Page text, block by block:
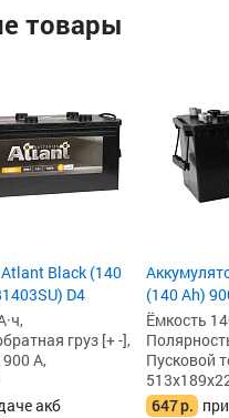
товары
Black (140
D4
груз [+ -],
900 А,
акб
(140 Ah)
Ёмкость
Пусковой
647р.